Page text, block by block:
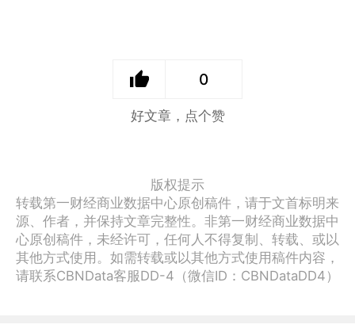
0
好文章，点个赞
版权提示
转载第一财经商业数据中心原创稿件，请于文首标明来
源、作者，并保持文章完整性。非第一财经商业数据中
心原创稿件，未经许可，任何人不得复制、转载、或以
其他方式使用。如需转载或以其他方式使用稿件内容，
请联系CBNData客服DD-4（微信ID：CBNDataDD4）